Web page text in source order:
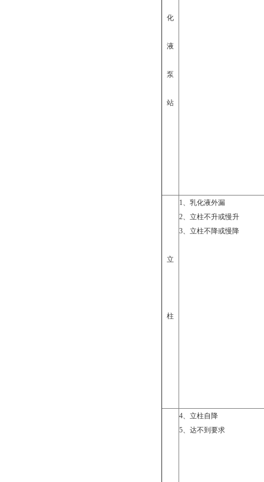
化
液
泵
站
立
柱
1、乳化液外漏
2、立柱不升或慢升
3、立柱不降或慢降
4、立柱自降
5、达不到要求